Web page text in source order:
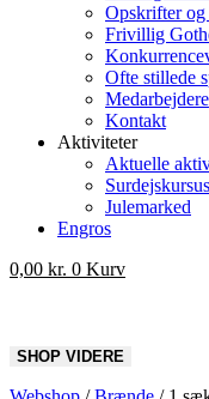
Opskrifter og
Frivillig
Ofte stillede
Medarbejdere
Kontakt
Aktiviteter
Aktuelle
Surdejskursus
Julemarked
Engros
0,00 kr. 0 Kurv